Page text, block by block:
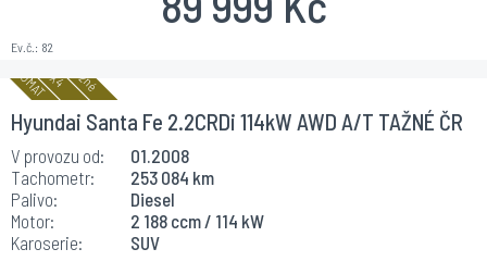
Rozšířené parametry
Automat
Pohon 4x4
Odpočet DPH
Reset
formuláře
Ev.č.: 82
Hyundai Santa Fe 2.2CRDi 114kW AWD A/T TAŽNÉ ČR
V provozu od:
01.2008
Tachometr:
253 084 km
Palivo:
Diesel
Motor:
2 188 ccm / 114 kW
Karoserie:
SUV